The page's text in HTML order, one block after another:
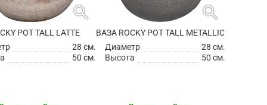
search
POT TALL LATTE
28 см.
50 см.
search
ВАЗА ROCKY POT TALL METALLIC
Диаметр
28 см.
Высота
50 см.